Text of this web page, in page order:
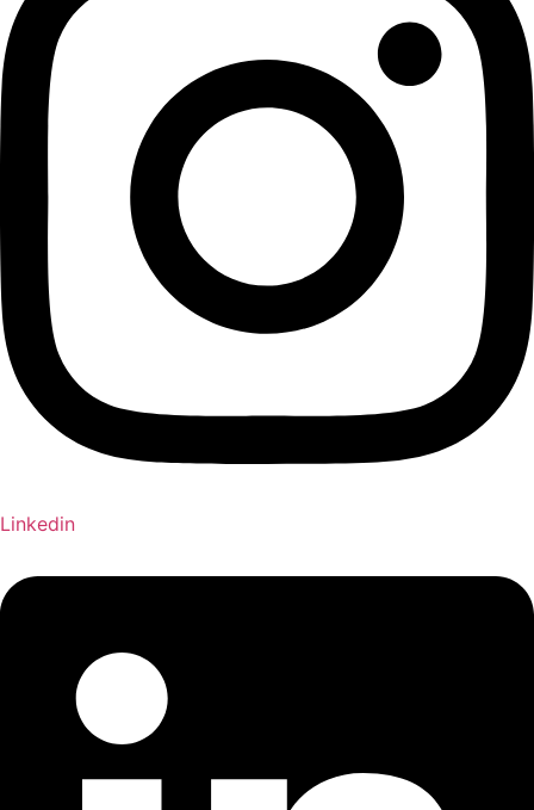
Linkedin